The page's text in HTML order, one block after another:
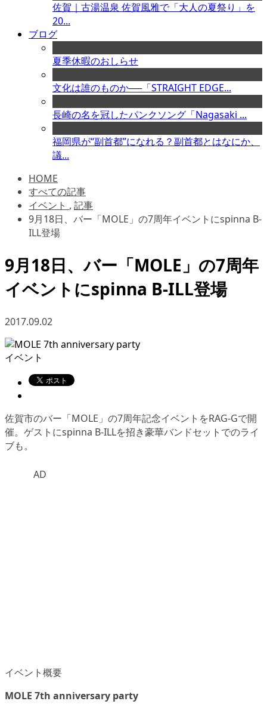
佐賀｜古湯温泉 佐賀風雅で「大人の夏祭り」を
20...
ブログ
夏季休暇のおしらせ
文化は誰のものか──「STRAIGHT EDGE...
長崎の名を冠したパンクソング「Nagasaki ...
福岡県が“副首都”になれる？副首都とはなにか、
議...
HOME
すべての記事
イベント , 記事
9月18日、バー「MOLE」の7周年イベントにspinna B-
ILL登場
9月18日、バー「MOLE」の7周年
イベントにspinna B-ILL登場
2017.09.02
イベント
佐賀市のバー「MOLE」の7周年記念イベントをRAG-Gで開
催。ゲストにspinna B-ILLを招き豪華バンドセットでのライ
ブも。
AD
イベント概要
MOLE 7th anniversary party